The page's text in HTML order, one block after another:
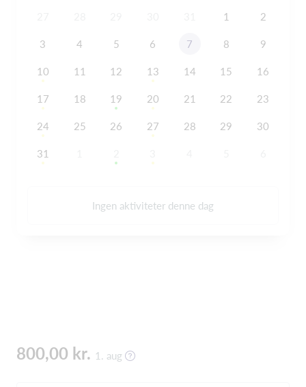
1 2
3 4 5 6 7 8 9
10 11 12 13 14 15 16
17 18 19 20 21 22 23
24 25 26 27 28 29 30
31
Ingen aktiviteter denne dag
800,00 kr. 1. aug